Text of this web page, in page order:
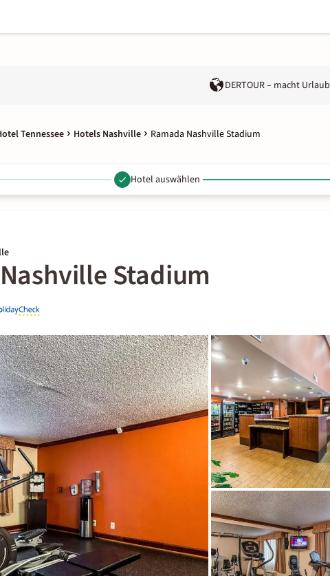
DERTOUR – macht Urlaub
Tennessee Hotels Nashville Ramada Nashville Stadium
Hotel auswählen
Stadium